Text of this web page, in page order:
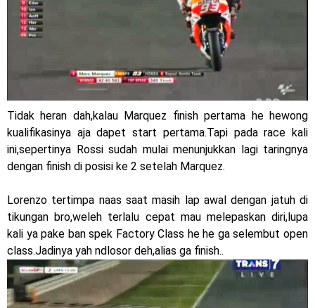
Core 125cc dengan mobilitas tinggi
Yamaha Indonesia Rilis Warna Baru Fazzio Hybrid yang lebih
Eye Catchy & Kece Abis
Sudah pakai diskbrake belakang ! Yamaha Indonesia Resmi
perkenalkan Aerox Alpha 155 Turbo !
Yamaha Nmax Turbo 155 sudah lahir, Aerox Turbo hanya
Honda Indonesia resmi jual New CBR 1000RR-R Fireblade
2025, harganya mantap !
Dukung MotoGP Mandalika 2024, AHM serahkan 10 unit
motor listrik EM1 e
Tidak heran dah,kalau Marquez finish pertama he hewong
kualifikasinya aja dapet start pertama.Tapi pada race kali
ini,sepertinya Rossi sudah mulai menunjukkan lagi taringnya
dengan finish di posisi ke 2 setelah Marquez.
Lorenzo tertimpa naas saat masih lap awal dengan jatuh di
tikungan bro,weleh terlalu cepat mau melepaskan diri,lupa
kali ya pake ban spek Factory Class he he ga selembut open
class.Jadinya yah ndlosor deh,alias ga finish..